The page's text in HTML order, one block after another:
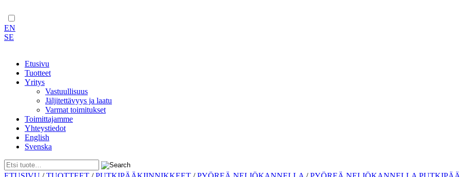
EN
SE
Etusivu
Tuotteet
Yritys
Vastuullisuus
Jäljitettävyys ja laatu
Varmat toimitukset
Toimittajamme
Yhteystiedot
English
Svenska
Skip